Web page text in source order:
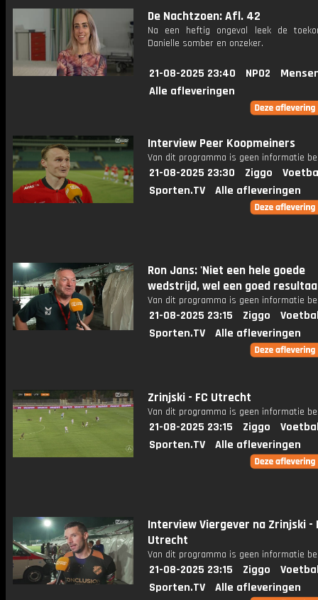
De Nachtzoen: Afl. 42
Na een heftig ongeval leek de
Danielle somber en onzeker.
21-08-2025 23:40 NPO2
Alle afleveringen
Interview Peer Koopmeiners
Van dit programma is geen informatie
21-08-2025 23:30 Ziggo
Sporten.TV
Alle afleveringen
Ron Jans: 'Niet een hele goede
wedstrijd, wel een goed
Van dit programma is geen informatie
21-08-2025 23:15 Ziggo
Sporten.TV
Alle afleveringen
Zrinjski - FC Utrecht
Van dit programma is geen informatie
21-08-2025 23:15 Ziggo
Sporten.TV
Alle afleveringen
Interview Viergever na Zrinjski -
Utrecht
Van dit programma is geen informatie
21-08-2025 23:15 Ziggo
Sporten.TV
Alle afleveringen